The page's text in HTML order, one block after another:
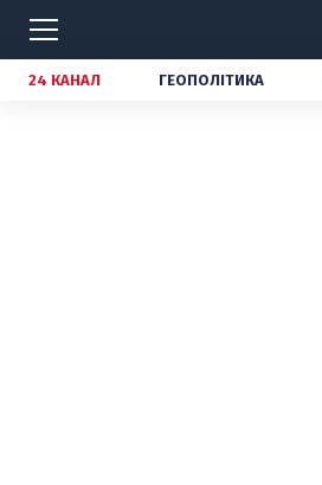
24 КАНАЛ ГЕОПОЛІТИКА